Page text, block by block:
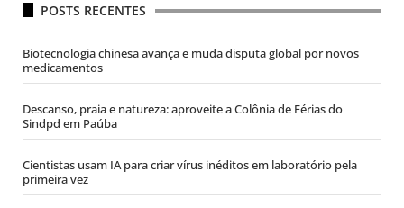
POSTS RECENTES
Biotecnologia chinesa avança e muda disputa global por novos
medicamentos
Descanso, praia e natureza: aproveite a Colônia de Férias do
Sindpd em Paúba
Cientistas usam IA para criar vírus inéditos em laboratório pela
primeira vez